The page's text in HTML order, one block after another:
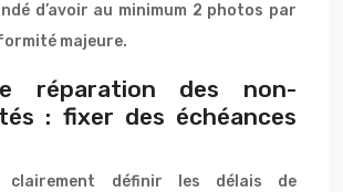
d’avoir au minimum 2 photos par
majeure.
réparation des non-
: fixer des échéances
définir les délais de